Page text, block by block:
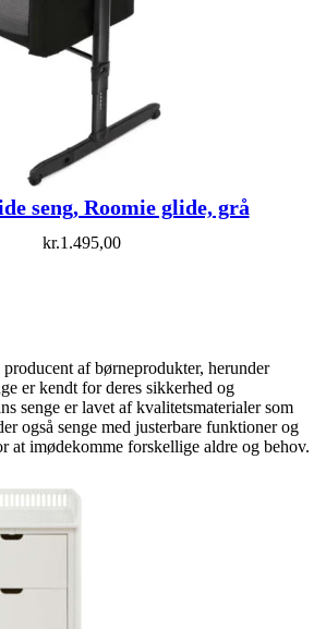
seng, Roomie glide, grå
kr.1.495,00
af børneprodukter, herunder
er kendt for deres sikkerhed og
senge er lavet af kvalitetsmaterialer som
også senge med justerbare funktioner og
at imødekomme forskellige aldre og behov.